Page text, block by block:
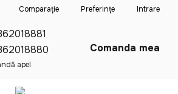
Comparație Preferințe Intrare
apel
Comanda mea